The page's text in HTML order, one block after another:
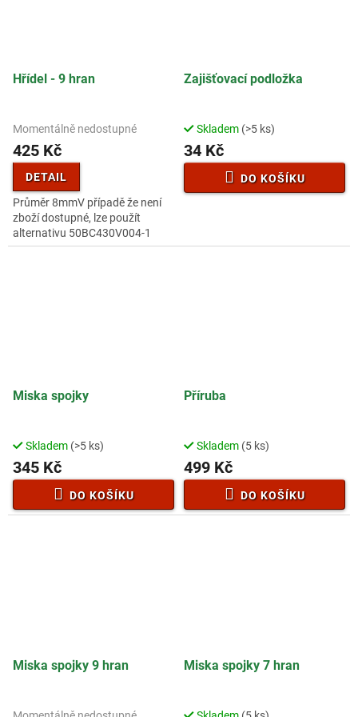
Hřídel - 9 hran
Momentálně nedostupné
425 Kč
DETAIL
Průměr 8mmV případě že není
zboží dostupné, lze použít
alternativu 50BC430V004-1
Zajišťovací podložka
Skladem (>5 ks)
34 Kč
DO KOŠÍKU
Miska spojky
Skladem (>5 ks)
345 Kč
DO KOŠÍKU
Příruba
Skladem (5 ks)
499 Kč
DO KOŠÍKU
Miska spojky 9 hran Miska spojky 7 hran